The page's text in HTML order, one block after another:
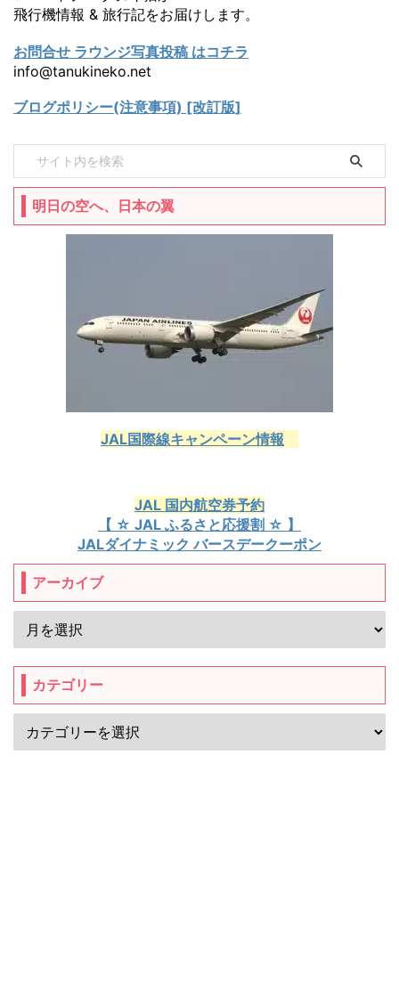
飛行機情報 & 旅行記をお届けします。
お問合せ ラウンジ写真投稿 はコチラ
info@tanukineko.net
ブログポリシー(注意事項) [改訂版]
明日の空へ、日本の翼
JAL国際線キャンペーン情報
JAL 国内航空券予約
【 ☆ JAL ふるさと応援割 ☆ 】
JALダイナミック バースデークーポン
アーカイブ
カテゴリー